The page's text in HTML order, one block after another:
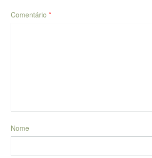
Comentário *
Nome